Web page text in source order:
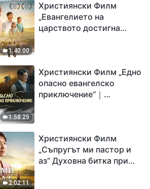
1:40:00
Християнски Филм
„Евангелието на
царството достигна
1:58:25
Християнски Филм „Едно
опасно евангелско
приключение“｜
Исус
2:02:11
Християнски Филм
„Съпругът ми пастор и
аз“ Духовна битка при